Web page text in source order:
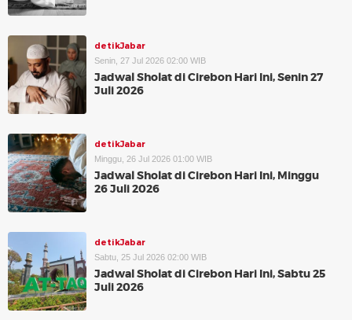
detikJabar
Senin, 27 Jul 2026 02:00 WIB
Jadwal Sholat di Cirebon Hari Ini, Senin 27
Juli 2026
detikJabar
Minggu, 26 Jul 2026 01:00 WIB
Jadwal Sholat di Cirebon Hari Ini, Minggu
26 Juli 2026
detikJabar
Sabtu, 25 Jul 2026 02:00 WIB
Jadwal Sholat di Cirebon Hari Ini, Sabtu 25
Juli 2026